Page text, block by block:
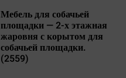
Мебель для собачьей
площадки — 2-х этажная
жаровня с корытом для
собачьей площадки.
(2559)